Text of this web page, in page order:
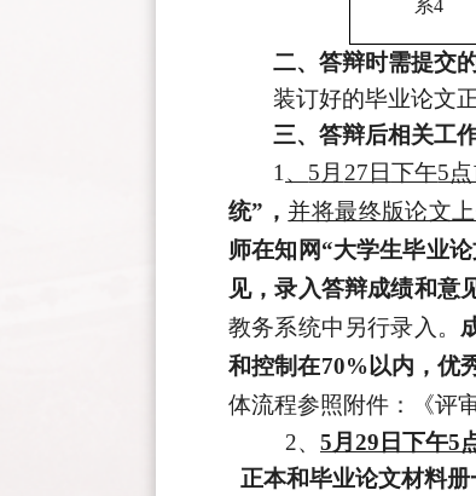
系4
二、答辩时需提交
装订好的毕业论文
三、答辩后相关工
1 、 5 月 27日下午5
统”， 并将最终版论文
师在知网“大学生毕业
见，录入答辩成绩和意
教务系统中另行录入。
和控制在70%以内，优
体流程参照附件：《评
2、 5月 29日下午5
正本和毕业论文材料